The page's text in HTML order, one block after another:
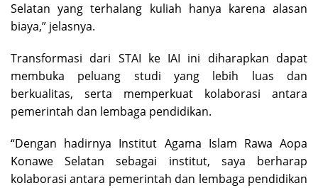
Selatan yang terhalang kuliah hanya karena alasan
biaya,” jelasnya.
Transformasi dari STAI ke IAI ini diharapkan dapat
membuka peluang studi yang lebih luas dan
berkualitas, serta memperkuat kolaborasi antara
pemerintah dan lembaga pendidikan.
“Dengan hadirnya Institut Agama Islam Rawa Aopa
Konawe Selatan sebagai institut, saya berharap
kolaborasi antara pemerintah dan lembaga pendidikan